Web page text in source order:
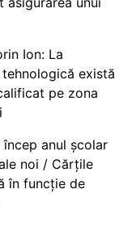
Ion: La
există
pe zona
încep anul școlar
noi / Cărțile
în funcție de